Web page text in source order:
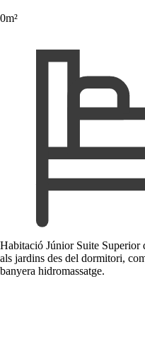
0m²
Habitació Júnior Suite
als jardins des del dormitori,
banyera hidromassatge.